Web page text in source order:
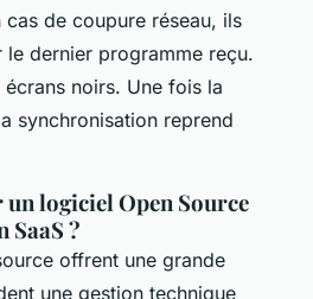
de coupure réseau, ils
dernier programme reçu.
noirs. Une fois la
synchronisation reprend
logiciel Open Source
SaaS ?
offrent une grande
une gestion technique